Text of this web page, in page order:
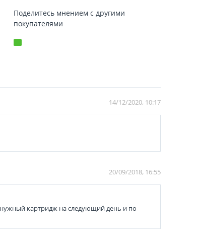
Поделитесь мнением с другими
покупателями
14/12/2020, 10:17
20/09/2018, 16:55
нужный картридж на следующий день и по